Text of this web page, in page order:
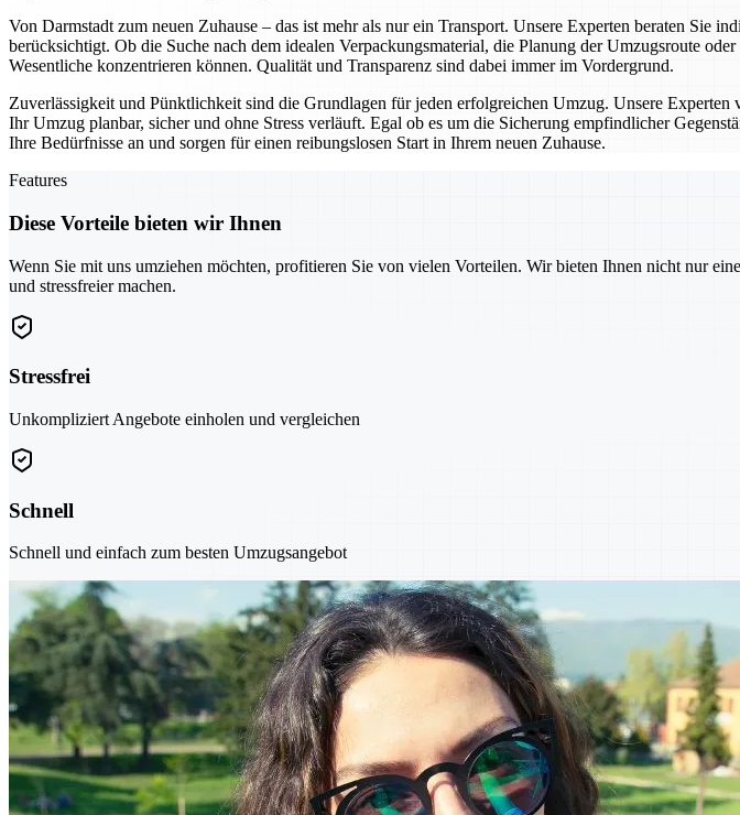
Von Darmstadt zum neuen Zuhause – das ist mehr als nur ein Transport. Unsere Experten beraten Sie
berücksichtigt. Ob die Suche nach dem idealen Verpackungsmaterial, die Planung der Umzugsroute
Wesentliche konzentrieren können. Qualität und Transparenz sind dabei immer im Vordergrund.
Zuverlässigkeit und Pünktlichkeit sind die Grundlagen für jeden erfolgreichen Umzug. Unsere
Ihr Umzug planbar, sicher und ohne Stress verläuft. Egal ob es um die Sicherung empfindlicher
Ihre Bedürfnisse an und sorgen für einen reibungslosen Start in Ihrem neuen Zuhause.
Features
Diese Vorteile bieten wir Ihnen
Wenn Sie mit uns umziehen möchten, profitieren Sie von vielen Vorteilen. Wir bieten Ihnen nicht nur
und stressfreier machen.
Stressfrei
Unkompliziert Angebote einholen und vergleichen
Schnell
Schnell und einfach zum besten Umzugsangebot